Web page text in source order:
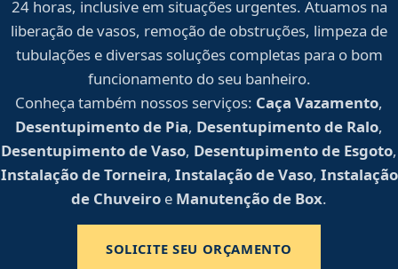
24 horas, inclusive em situações urgentes. Atuamos na
liberação de vasos, remoção de obstruções, limpeza de
tubulações e diversas soluções completas para o bom
funcionamento do seu banheiro.
Conheça também nossos serviços: Caça Vazamento,
Desentupimento de Pia, Desentupimento de Ralo,
Desentupimento de Vaso, Desentupimento de Esgoto,
Instalação de Torneira, Instalação de Vaso, Instalação
de Chuveiro e Manutenção de Box.
SOLICITE SEU ORÇAMENTO